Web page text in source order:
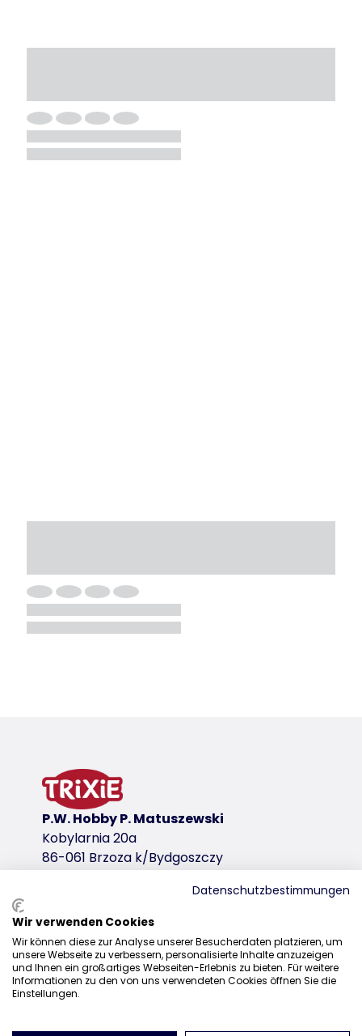
P.W. Hobby P. Matuszewski
Kobylarnia 20a
86-061 Brzoza k/Bydgoszczy
Dystrybucja
+48 52 381 07 31
kontakt@trixiepolska.pl
Datenschutzbestimmungen
Wir verwenden Cookies
Wir können diese zur Analyse unserer Besucherdaten platzieren, um
unsere Webseite zu verbessern, personalisierte Inhalte anzuzeigen
und Ihnen ein großartiges Webseiten-Erlebnis zu bieten. Für weitere
Informationen zu den von uns verwendeten Cookies öffnen Sie die
Einstellungen.